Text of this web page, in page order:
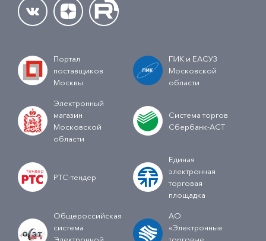
Портал
поставщиков
Москвы
ПИК и ЕАСУЗ
Московской
области
Электронный
магазин
Московской
области
Система торгов
Сбербанк-АСТ
РТС-тендер
Единая
электронная
торговая
площадка
Общероссийская
система
АО
«Электронные